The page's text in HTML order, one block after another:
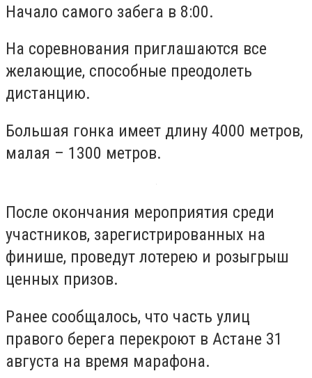
Начало самого забега в 8:00.
На соревнования приглашаются все
желающие, способные преодолеть
дистанцию.
Большая гонка имеет длину 4000 метров,
малая – 1300 метров.
После окончания мероприятия среди
участников, зарегистрированных на
финише, проведут лотерею и розыгрыш
ценных призов.
Ранее сообщалось, что часть улиц
правого берега перекроют в Астане 31
августа на время марафона.